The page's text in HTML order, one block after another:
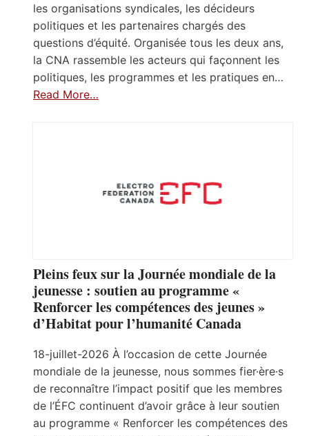
les organisations syndicales, les décideurs
politiques et les partenaires chargés des
questions d’équité. Organisée tous les deux ans,
la CNA rassemble les acteurs qui façonnent les
politiques, les programmes et les pratiques en…
Read More…
Pleins feux sur la Journée mondiale de la
jeunesse : soutien au programme «
Renforcer les compétences des jeunes »
d’Habitat pour l’humanité Canada
18-juillet-2026 À l’occasion de cette Journée
mondiale de la jeunesse, nous sommes fier·ère·s
de reconnaître l’impact positif que les membres
de l’ÉFC continuent d’avoir grâce à leur soutien
au programme « Renforcer les compétences des